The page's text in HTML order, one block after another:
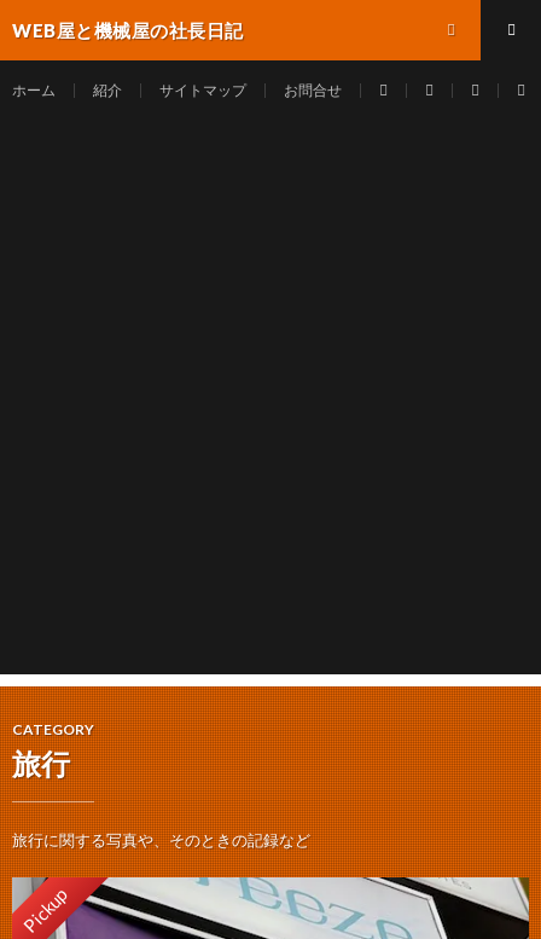
WEB屋と機械屋の社長日記
ホーム 紹介 サイトマップ お問合せ
CATEGORY
旅行
旅行に関する写真や、そのときの記録など
Pickup